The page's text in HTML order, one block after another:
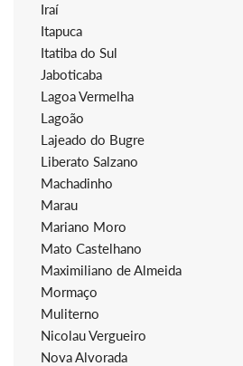
Iraí
Itapuca
Itatiba do Sul
Jaboticaba
Lagoa Vermelha
Lagoão
Lajeado do Bugre
Liberato Salzano
Machadinho
Marau
Mariano Moro
Mato Castelhano
Maximiliano de Almeida
Mormaço
Muliterno
Nicolau Vergueiro
Nova Alvorada